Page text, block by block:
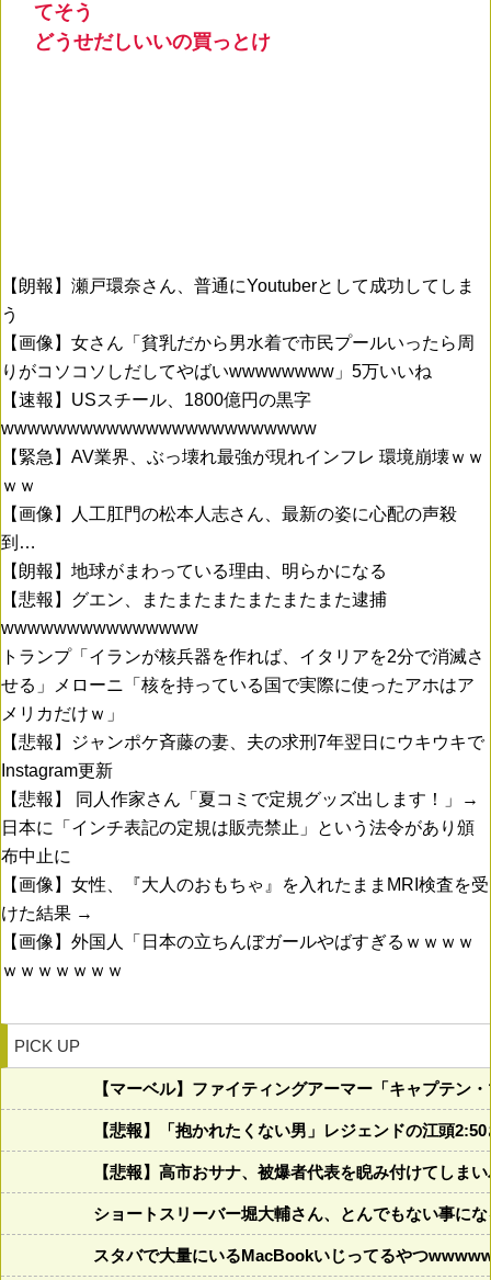
てそう
どうせだしいいの買っとけ
【朗報】瀬戸環奈さん、普通にYoutuberとして成功してしま
う
【画像】女さん「貧乳だから男水着で市民プールいったら周
りがコソコソしだしてやばいwwwwwwww」5万いいね
【速報】USスチール、1800億円の黒字
wwwwwwwwwwwwwwwwwwwwwwww
【緊急】AV業界、ぶっ壊れ最強が現れインフレ 環境崩壊ｗｗ
ｗｗ
【画像】人工肛門の松本人志さん、最新の姿に心配の声殺
到…
【朗報】地球がまわっている理由、明らかになる
【悲報】グエン、またまたまたまたまたまた逮捕
wwwwwwwwwwwwwww
トランプ「イランが核兵器を作れば、イタリアを2分で消滅さ
せる」メローニ「核を持っている国で実際に使ったアホはア
メリカだけｗ」
【悲報】ジャンポケ斉藤の妻、夫の求刑7年翌日にウキウキで
Instagram更新
【悲報】 同人作家さん「夏コミで定規グッズ出します！」→
日本に「インチ表記の定規は販売禁止」という法令があり頒
布中止に
【画像】女性、『大人のおもちゃ』を入れたままMRI検査を受
けた結果 →
【画像】外国人「日本の立ちんぼガールやばすぎるｗｗｗｗ
ｗｗｗｗｗｗｗ
PICK UP
【マーベル】ファイティングアーマー「キャプテン
【悲報】「抱かれたくない男」レジェンドの江頭
【悲報】高市おサナ、被爆者代表を睨み付けてしま
ショートスリーバー堀大輔さん、とんでもない事に
スタバで大量にいるMacBookいじってるやつ